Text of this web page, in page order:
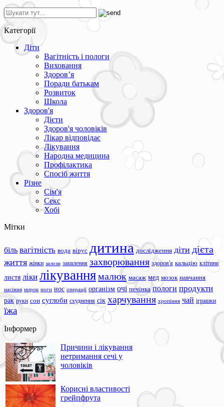
Категорії
Діти
Вагітність і пологи
Виховання
Здоров’я
Поради батькам
Розвиток
Школа
Здоров'я
Дієти
Здоров'я чоловіків
Лікар відповідає
Лікування
Народна медицина
Профілактика
Спосіб життя
Різне
Сім'я
Секс
Хобі
Мітки
біль вагітність вода вірус дитина дослідження діти дієта
життя жінки залози запалення захворювання здоров'я кальцію клітини
листя ліки лікуваннямалюк масаж мед мозок навчання
насіння нирок ноги нос операції організм очі печінка пологи продукти
рак руки сон суглоби схуднення сік харчування хропіння чай іграшки
їжа
Інформер
Причини і лікування
нетримання сечі у
чоловіків
Корисні властивості
грейпфрута